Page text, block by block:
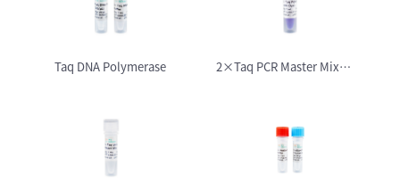
Taq DNA Polymerase
2×Taq PCR Master Mix